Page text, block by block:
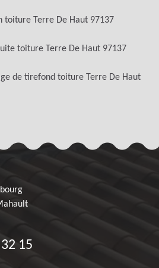
toiture Terre De Haut 97137
toiture Terre De Haut 97137
de tirefond toiture Terre De Haut
15